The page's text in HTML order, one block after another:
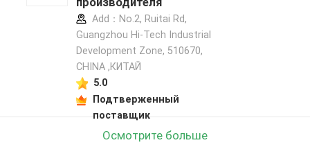
Add：No.2, Ruitai Rd,
Guangzhou Hi-Tech Industrial
Development Zone, 510670,
CHINA ,КИТАЙ
5.0
Подтверженный
поставщик
Осмотрите больше